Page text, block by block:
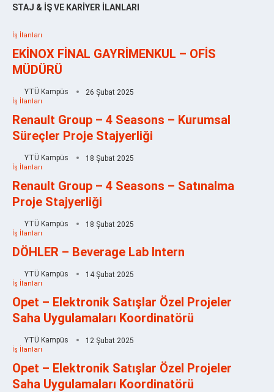
STAJ & İŞ VE KARIYER İLANLARI
İş İlanları
EKİNOX FİNAL GAYRİMENKUL – OFİS
MÜDÜRÜ
YTÜ Kampüs 26 Şubat 2025
İş İlanları
Renault Group – 4 Seasons – Kurumsal
Süreçler Proje Stajyerliği
YTÜ Kampüs 18 Şubat 2025
İş İlanları
Renault Group – 4 Seasons – Satınalma
Proje Stajyerliği
YTÜ Kampüs 18 Şubat 2025
İş İlanları
DÖHLER – Beverage Lab Intern
YTÜ Kampüs 14 Şubat 2025
İş İlanları
Opet – Elektronik Satışlar Özel Projeler
Saha Uygulamaları Koordinatörü
YTÜ Kampüs 12 Şubat 2025
İş İlanları
Opet – Elektronik Satışlar Özel Projeler
Saha Uygulamaları Koordinatörü